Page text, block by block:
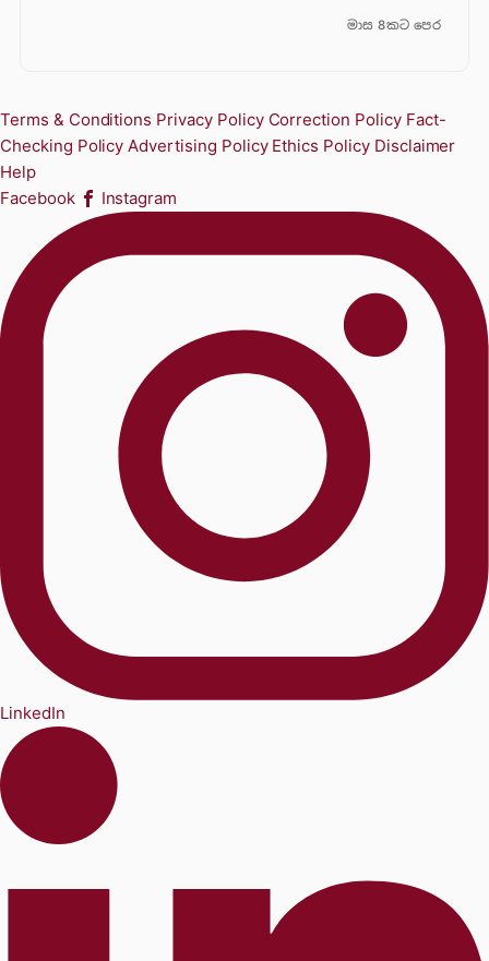
මාස 8කට පෙර
Terms & Conditions Privacy Policy Correction Policy Fact-
Checking Policy Advertising Policy Ethics Policy Disclaimer
Help
Facebook
Instagram
LinkedIn